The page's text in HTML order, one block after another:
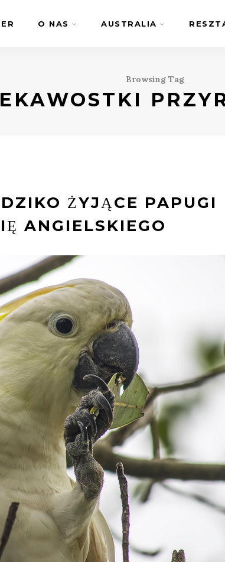
O NAS AUSTRALIA
Browsing Tag
ŻYJĄCE PAPUGI
ANGIELSKIEGO